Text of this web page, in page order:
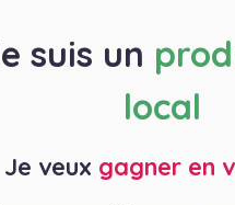
suis un
local
Je veux gagner en